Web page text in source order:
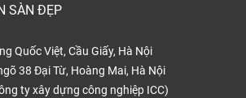
lắp đặt ở các khu vực chế xuất,
bệnh viện, trường học …
Rosa hiện nay chỉ có loại bề mặt
gam màu sắc khác nhau phù hợp
SÀN ĐẸP
Quốc Việt, Cầu Giấy, Hà Nội
38 Đại Từ, Hoàng Mai, Hà Nội
ty xây dựng công nghiệp ICC)